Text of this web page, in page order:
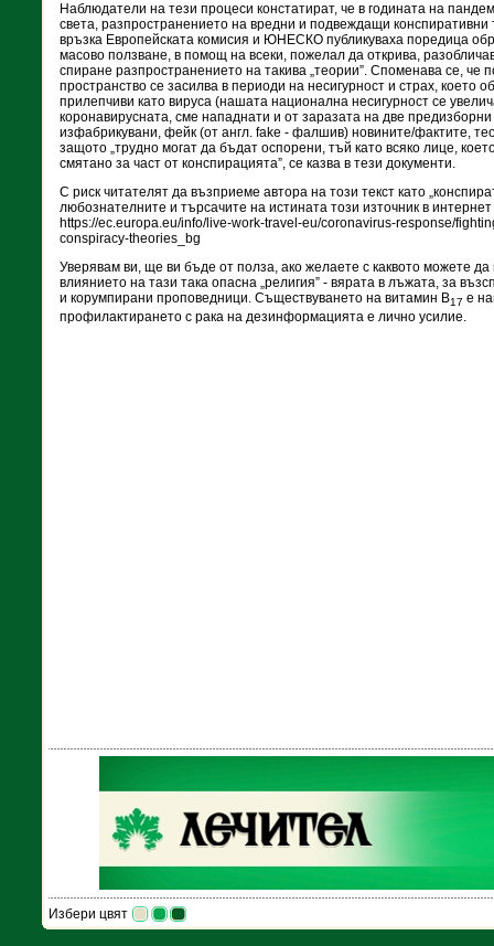
Наблюдатели на тези процеси констатират, че в годината на
света, разпространението на вредни и подвеждащи конспиративни
връзка Европейската комисия и ЮНЕСКО публикуваха поредица
масово ползване, в помощ на всеки, пожелал да открива,
спиране разпространението на такива „теории”. Споменава се, че
пространство се засилва в периоди на несигурност и страх, което
прилепчиви като вируса (нашата национална несигурност се
коронавирусната, сме нападнати и от заразата на две
изфабрикувани, фейк (от англ. fake - фалшив) новините/фактите,
защото „трудно могат да бъдат оспорени, тъй като всяко лице,
смятано за част от конспирацията”, се казва в тези документи.
С риск читателят да възприеме автора на този текст като
любознателните и търсачите на истината този източник в
https://ec.europa.eu/info/live-work-travel-eu/coronavirus-response/
conspiracy-theories_bg
Уверявам ви, ще ви бъде от полза, ако желаете с каквото можете да
влиянието на тази така опасна „религия” - вярата в лъжата, за
и корумпирани проповедници. Съществуването на витамин В17 е
профилактирането с рака на дезинформацията е лично усилие.
Избери цвят